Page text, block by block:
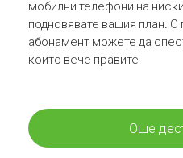
мобилни телефони на
подновявате вашия план.
абонамент можете да
които вече правите
Още